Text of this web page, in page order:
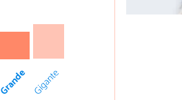
Grande Gigante